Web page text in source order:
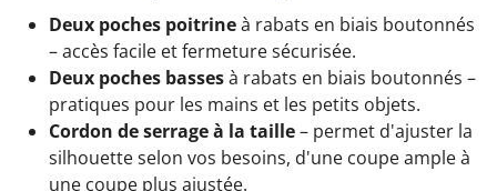
Deux poches poitrineà rabats en biais boutonnés
– accès facile et fermeture sécurisée.
Deux poches bassesà rabats en biais boutonnés –
pratiques pour les mains et les petits objets.
Cordon de serrage à la taille– permet d'ajuster la
silhouette selon vos besoins, d'une coupe ample à
une coupe plus ajustée.